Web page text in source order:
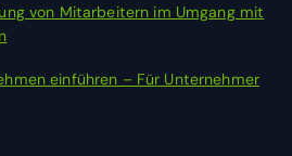
von Mitarbeitern im Umgang mit
einführen – Für Unternehmer